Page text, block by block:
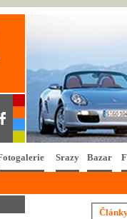
Srazy Bazar